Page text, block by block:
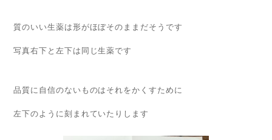
質のいい生薬は形がほぼそのままだそうです
写真右下と左下は同じ生薬です
品質に自信のないものはそれをかくすために
左下のように刻まれていたりします